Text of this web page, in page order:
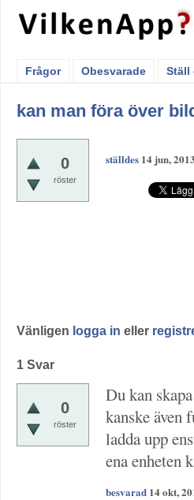
Frågor Obesvarade Ställ
kan man föra över
0
röster
ställdes 14 jun, 2013
Vänligen logga in eller
1 Svar
0
röster
Du kan
kanske även
ladda upp
ena enheten
besvarad 14 okt,